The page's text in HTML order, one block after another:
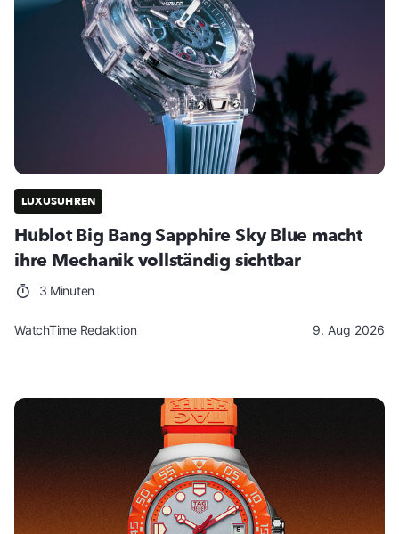
LUXUSUHREN
Hublot Big Bang Sapphire Sky Blue macht
ihre Mechanik vollständig sichtbar
3 Minuten
WatchTime Redaktion 9. Aug 2026